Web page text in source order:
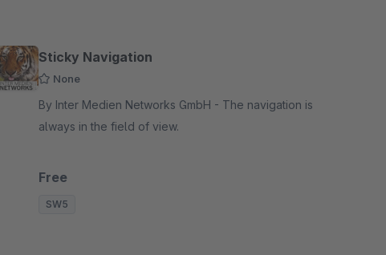
Sticky Navigation
None
By Inter Medien Networks GmbH - The navigation is
always in the field of view.
Free
SW5